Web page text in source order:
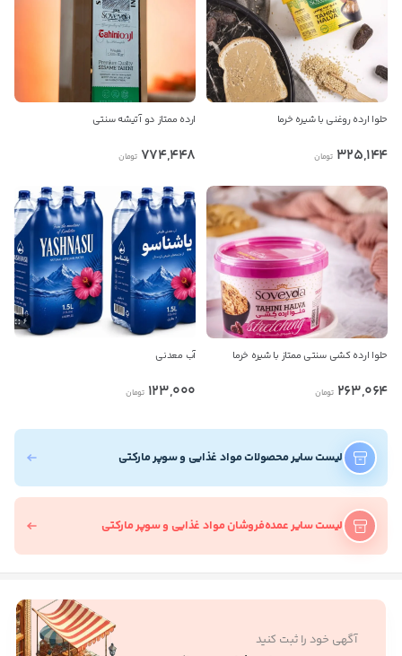
حلوا ارده روغنی با شیره خرما
325,144 تومان
ارده ممتاز دو آتیشه سنتی
774,448 تومان
حلوا ارده کشی سنتی ممتاز با شیره خرما
263,064 تومان
آب معدنی
123,000 تومان
لیست سایر محصولات مواد غذایی و سوپر مارکتی
لیست سایر عمده‌فروشان مواد غذایی و سوپر مارکتی
آگهی خود را ثبت کنید